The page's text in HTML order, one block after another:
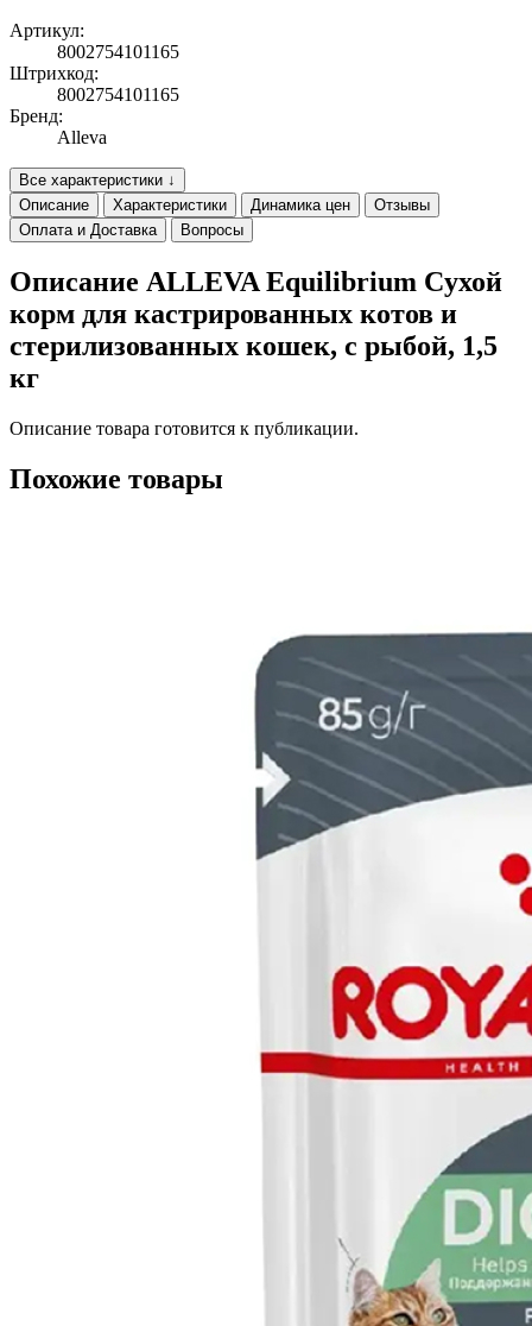
Артикул:
8002754101165
Штрихкод:
8002754101165
Бренд:
Alleva
Все характеристики ↓
Описание
Характеристики Динамика цен
Отзывы
Оплата и Доставка
Вопросы
Описание ALLEVA Equilibrium Cухой
корм для кастрированных котов и
стерилизованных кошек, с рыбой, 1,5
кг
Описание товара готовится к публикации.
Похожие товары